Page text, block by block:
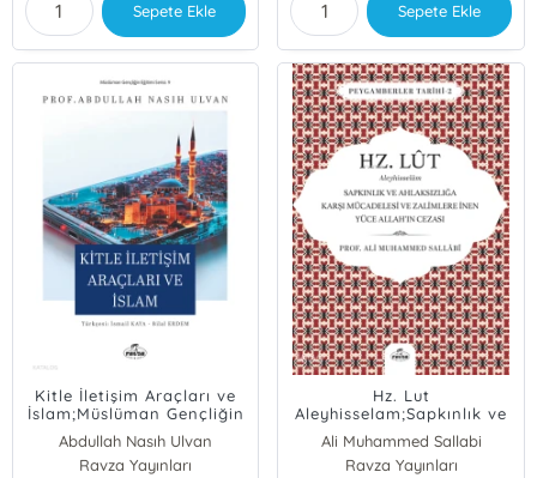
Sepete Ekle Sepete Ekle
Kitle İletişim Araçları ve
İslam;Müslüman Gençliğin
Eğitim Serisi: 9
Abdullah Nasıh Ulvan
Ravza Yayınları
Hz. Lut
Aleyhisselam;Sapkınlık ve
Ahlaksızlığa Karşı
Mücadelesi ve Zalimlere
İnen Yüce Allah’ın Cezası
Ali Muhammed Sallabi
Ravza Yayınları